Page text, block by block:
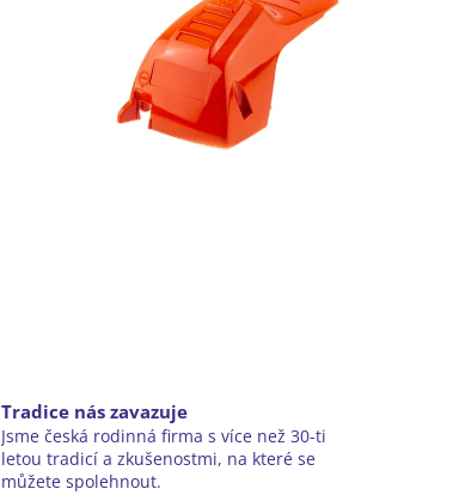
Tradice nás zavazuje
Jsme česká rodinná firma s více než 30-ti
letou tradicí a zkušenostmi, na které se
můžete spolehnout.